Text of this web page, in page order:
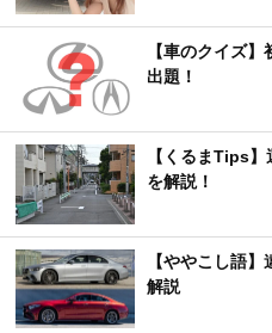
【車のクイズ
出題！
【くるまTips
を解説！
【ややこし語
解説